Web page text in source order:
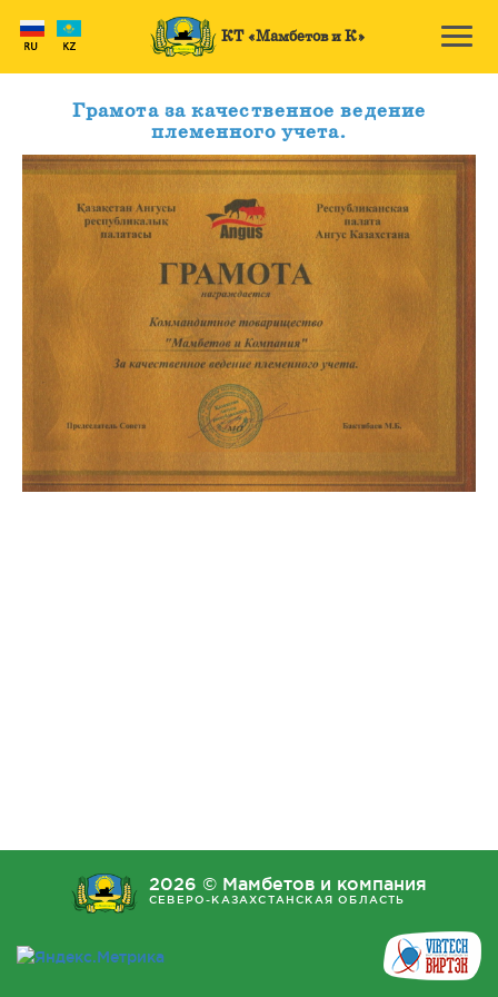
КТ «Мамбетов и К»
Грамота за качественное ведение
племенного учета.
2026 © Мамбетов и компания
СЕВЕРО-КАЗАХСТАНСКАЯ ОБЛАСТЬ